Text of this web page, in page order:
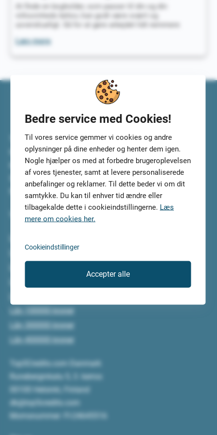
At finde en bogholder, som passer til din og din
virksomheds behov, kan godt være svært og
uoverskueligt. Så for at gøre arbejdet lidt nemmere
Læs mereHelsingørs
Top5Credits.com har undersøgt de bedste lån til dig. Vi
har selv testet lånene og lånetjenesterne, så du kan
koncentrere dig om at vælge det bedste lån til dig.
Sammenlign lånene i ro og mag og tilmeld dig, så vi kan
finde de 5 mest velegnede lån til dig.
Vi gør arbejdet for dig.
Lån 10000 kroner
Lån 100000 kroner
Lån 300000 kroner
Lån 400000 kroner
Top5Credits.com Danmark
Runeberginkatu 5, 3. kerros
00100 Helsinki, Finland
dk@top5credits.com
Momsnummer: FI-24645516
Bedre service med Cookies!
Til vores service gemmer vi cookies og andre
oplysninger på dine enheder og henter dem igen.
Nogle hjælper os med at forbedre brugeroplevelsen
af vores tjenester, samt at levere personaliserede
anbefalinger og reklamer. Til dette beder vi om dit
samtykke. Du kan til enhver tid ændre eller
tilbagekalde dette i cookieindstillingerne. Læs
mere om cookies her.
Cookieindstillinger
Accepter alle